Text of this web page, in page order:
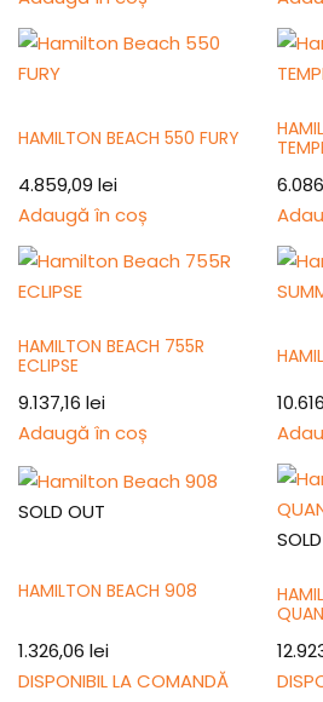
HAMILTON BEACH 550 FURY
4.859,09 lei
Adaugă în coș
HAMILTON BEACH 755R
ECLIPSE
9.137,16 lei
Adaugă în coș
SOLD OUT
HAMILTON BEACH 908
1.326,06 lei
DISPONIBIL LA COMANDĂ